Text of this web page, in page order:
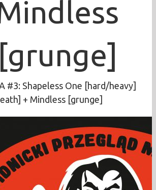
[grunge]
#3: Shapeless One [hard/heavy]
+ Mindless [grunge]